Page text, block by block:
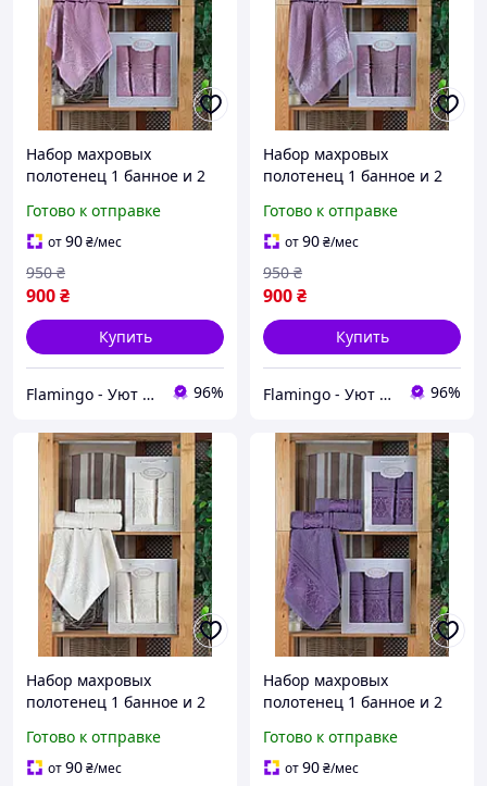
Набор махровых
полотенец 1 банное и 2
коробке Gulcan Турция
розовый
Готово к отправке
от90₴/мес
900₴
950 ₴
Купить
Flamingo - Уют в Вашем доме 96%
Набор махровых
полотенец 1 банное и 2
коробке Gulcan Турция
сиреневый
Готово к отправке
от90₴/мес
900₴
950 ₴
Купить
Flamingo - Уют в Вашем доме 96%
Набор махровых
полотенец 1 банное и 2
коробке Gulcan Турция
кремовый
Готово к отправке
от90₴/мес
Набор махровых
полотенец 1 банное и 2
коробке Gulcan Турция
фиолетовый
Готово к отправке
от90₴/мес